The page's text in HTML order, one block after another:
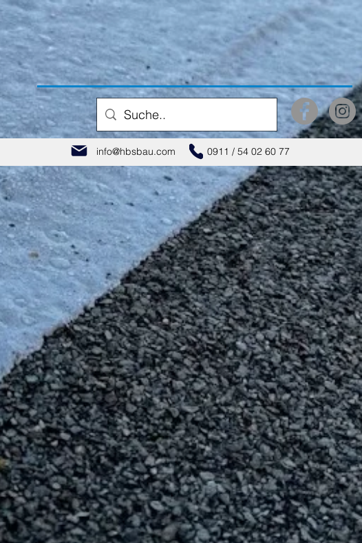
info@hbsbau.com 0911 / 54 02 60 77